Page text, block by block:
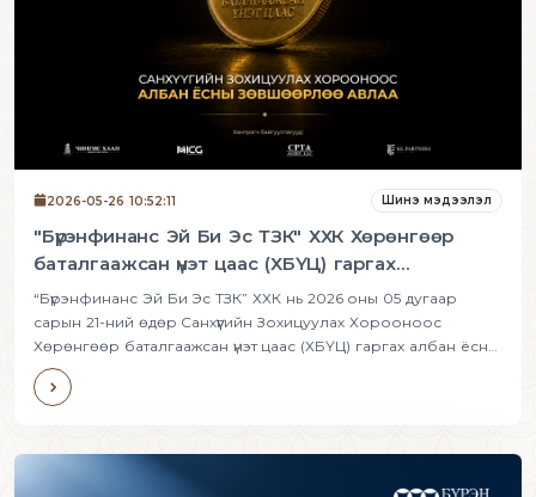
2026-05-26 10:52:11 Шинэ мэдээлэл
"Бүрэнфинанс Эй Би Эс ТЗК" ХХК Хөрөнгөөр
баталгаажсан үнэт цаас (ХБҮЦ) гаргах
зөвшөөрлөө авлаа
“Бүрэнфинанс Эй Би Эс ТЗК” ХХК нь 2026 оны 05 дугаар
сарын 21-ний өдөр Санхүүгийн Зохицуулах Хорооноос
Хөрөнгөөр баталгаажсан үнэт цаас (ХБҮЦ) гаргах албан ёсны
зөвшөөрлөө авлаа.